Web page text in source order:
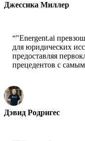
Джессика Миллер
“"Energent.ai
для юридических
предоставляя
прецедентов с
Дэвид Родригес